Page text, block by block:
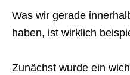
Was wir gerade
haben, ist wirklich
Zunächst wurde ein